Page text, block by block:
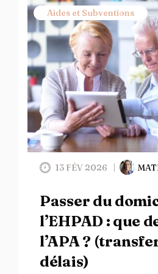
Aides et Subventions
13 FÉV 2026
Passer du
l’EHPAD : que
l’APA ?
délais)